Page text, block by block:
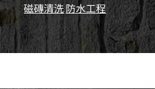
磁磚清洗防水工程